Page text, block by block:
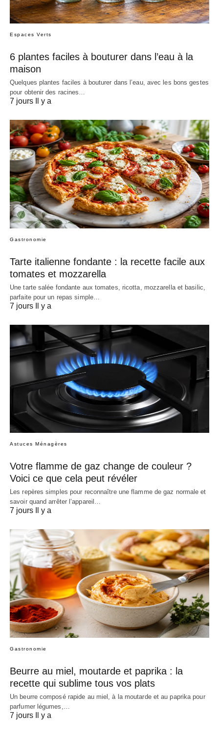
Espaces Verts
6 plantes faciles à bouturer dans l’eau à la
maison
Quelques plantes faciles à bouturer dans l’eau, avec les bons gestes
pour obtenir des racines…
7 jours Il y a
Gastronomie
Tarte italienne fondante : la recette facile aux
tomates et mozzarella
Une tarte salée fondante aux tomates, ricotta, mozzarella et basilic,
parfaite pour un repas simple…
7 jours Il y a
Astuces Ménagères
Votre flamme de gaz change de couleur ?
Voici ce que cela peut révéler
Les repères simples pour reconnaître une flamme de gaz normale et
savoir quand arrêter l’appareil…
7 jours Il y a
Gastronomie
Beurre au miel, moutarde et paprika : la
recette qui sublime tous vos plats
Un beurre composé rapide au miel, à la moutarde et au paprika pour
parfumer légumes,…
7 jours Il y a